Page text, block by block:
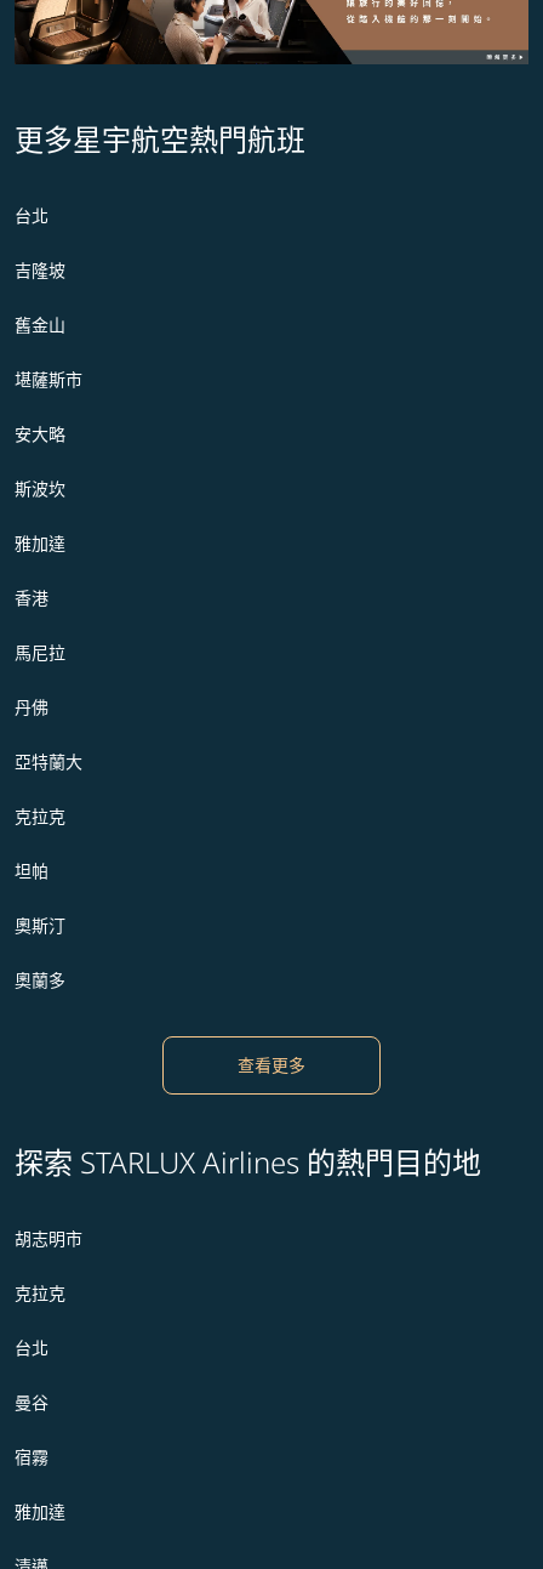
更多星宇航空熱門航班
台北
吉隆坡
舊金山
堪薩斯市
安大略
斯波坎
雅加達
香港
馬尼拉
丹佛
亞特蘭大
克拉克
坦帕
奧斯汀
奧蘭多
查看更多
探索 STARLUX Airlines 的熱門目的地
胡志明市
克拉克
台北
曼谷
宿霧
雅加達